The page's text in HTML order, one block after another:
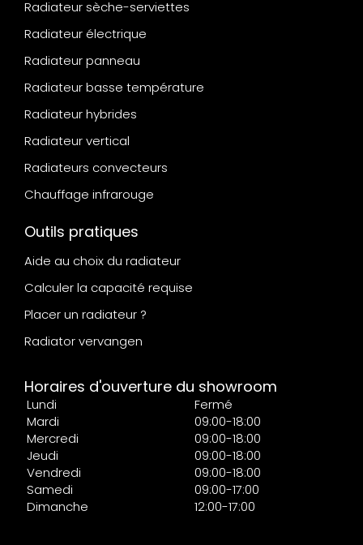
Radiateur sèche-serviettes
Radiateur électrique
Radiateur panneau
Radiateur basse température
Radiateur hybrides
Radiateur vertical
Radiateurs convecteurs
Chauffage infrarouge
Outils pratiques
Aide au choix du radiateur
Calculer la capacité requise
Placer un radiateur ?
Radiator vervangen
Horaires d'ouverture du showroom
Lundi
Fermé
Mardi
09:00-18:00
Mercredi
09:00-18:00
Jeudi
09:00-18:00
Vendredi
09:00-18:00
Samedi
09:00-17:00
Dimanche
12:00-17:00